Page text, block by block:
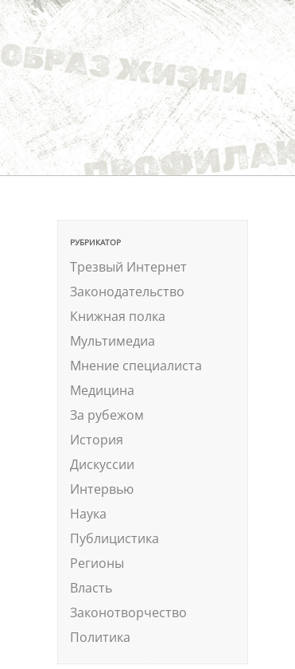
РУБРИКАТОР
Трезвый Интернет
Законодательство
Книжная полка
Мультимедиа
Мнение специалиста
Медицина
За рубежом
История
Дискуссии
Интервью
Наука
Публицистика
Регионы
Власть
Законотворчество
Политика